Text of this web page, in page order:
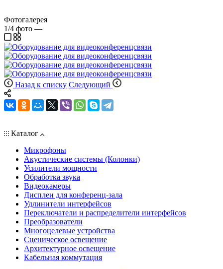
Фотогалерея
1/4 фото —
Назад к списку Следующий
Каталог
Микрофоны
Акустические системы (Колонки)
Усилители мощности
Обработка звука
Видеокамеры
Дисплеи для конференц-зала
Удлинители интерфейсов
Переключатели и распределители интерфейсов
Преобразователи
Многоцелевые устройства
Сценическое освещение
Архитектурное освещение
Кабельная коммутация